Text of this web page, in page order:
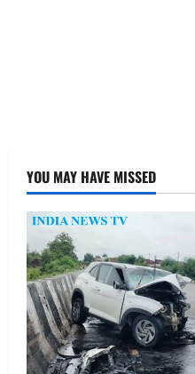
YOU MAY HAVE MISSED